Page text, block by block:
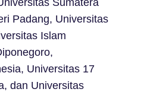
Sumatera
Padang, Universitas
Islam
Universitas 17
dan Universitas